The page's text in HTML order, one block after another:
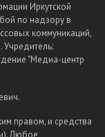
Иркутской
по надзору в
коммуникаций,
Учредитель:
"Медиа-центр
правом, и средства